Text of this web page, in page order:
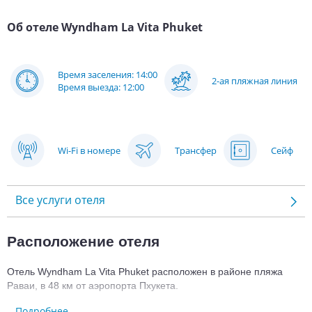
Об отелеWyndham La Vita Phuket
Время заселения: 14:00
Время выезда: 12:00
2-ая пляжная линия
Wi-Fi в номере Трансфер Сейф
Все услуги отеля
Расположение отеля
Отель Wyndham La Vita Phuket расположен в районе пляжа
Раваи, в 48 км от аэропорта Пхукета.